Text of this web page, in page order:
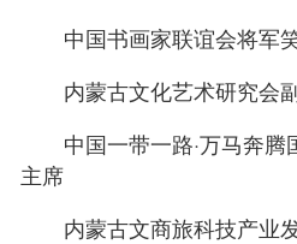
中国书画家联谊会将军
内蒙古文化艺术研究会
中国一带一路·万马奔
主席
内蒙古文商旅科技产业